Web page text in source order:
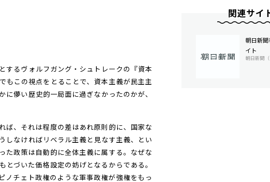
るヴォルフガング・シュトレークの『資本
もこの視点をとることで、資本主義が民主主
儚い歴史的一局面に過ぎなかったのかが、
、それは程度の差はあれ原則的に、国家な
しなければリベラル主義と見なす主義、とい
た政策は自動的に全体主義に属する。なぜな
づいた価格設定の妨げとなるからである。
ノチェト政権のような軍事政権が強権をもっ
関連サイ
朝日新聞
イト
朝日新聞（